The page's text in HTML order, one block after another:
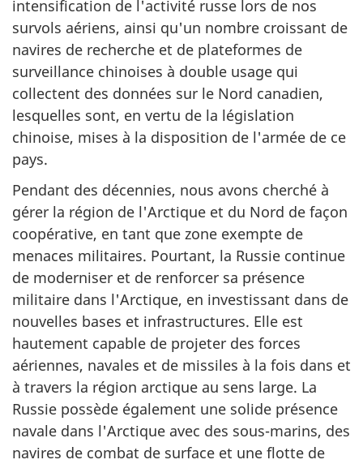
intensification de l'activité russe lors de nos
survols aériens, ainsi qu'un nombre croissant de
navires de recherche et de plateformes de
surveillance chinoises à double usage qui
collectent des données sur le Nord canadien,
lesquelles sont, en vertu de la législation
chinoise, mises à la disposition de l'armée de ce
pays.
Pendant des décennies, nous avons cherché à
gérer la région de l'Arctique et du Nord de façon
coopérative, en tant que zone exempte de
menaces militaires. Pourtant, la Russie continue
de moderniser et de renforcer sa présence
militaire dans l'Arctique, en investissant dans de
nouvelles bases et infrastructures. Elle est
hautement capable de projeter des forces
aériennes, navales et de missiles à la fois dans et
à travers la région arctique au sens large. La
Russie possède également une solide présence
navale dans l'Arctique avec des sous-marins, des
navires de combat de surface et une flotte de